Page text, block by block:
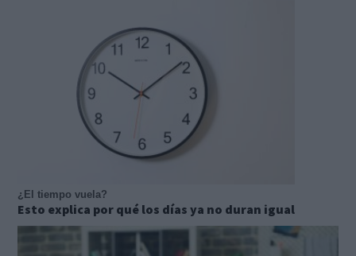
¿El tiempo vuela?
Esto explica por qué los días ya no duran igual